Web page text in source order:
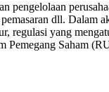
dll. Dalam
regulasi yang
Pemegang Saham